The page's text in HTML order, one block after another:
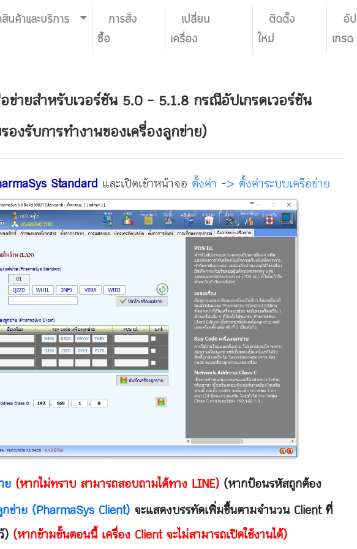
สินค้าและบริการ
การสั่ง
ซื้อ
เปลี่ยน
เครื่อง
ติดตั้ง
ใหม่
อัป
เกรด
ข่ายสำหรับเวอร์ชัน 5.0 - 5.1.8 กรณีอัปเกรดเวอร์ชัน
องรับการทำงานของเครื่องลูกข่าย)
Standard และเปิดเข้าหน้าจอ ตั้งค่า -> ตั้งค่าระบบเครือข่าย
ย (หากไม่ทราบ สามารถสอบถามได้ทาง LINE) (หากป้อนรหัสถูกต้อง
ข่าย (PharmaSys Client) จะแสดงบรรทัดเพิ่มขึ้นตามจำนวน Client ที่
) (หากข้ามขั้นตอนนี้ เครื่อง Client จะไม่สามารถเปิดใช้งานได้)